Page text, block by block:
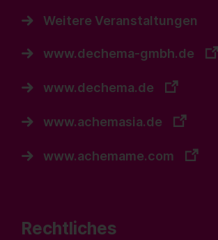
Weitere Veranstaltungen
www.dechema-gmbh.de
www.dechema.de
www.achemasia.de
www.achemame.com
Rechtliches